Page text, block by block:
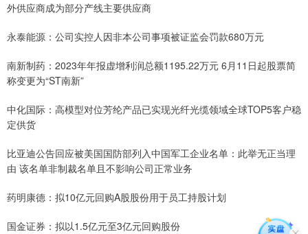
外供应商成为部分产线主要供应商
永泰能源：公司实控人因非本公司事项被证监会罚款680万元
南新制药：2023年年报虚增利润总额1195.22万元 6月11日起股票简
称变更为“ST南新”
中化国际：高模型对位芳纶产品已实现光纤光缆领域全球TOP5客户稳
定供货
比亚迪公告回应被美国国防部列入中国军工企业名单：此举无正当理
由 该名单非制裁名单且不影响公司正常业务
药明康德：拟10亿元回购A股股份用于员工持股计划
国金证券：拟以1.5亿元至3亿元回购股份